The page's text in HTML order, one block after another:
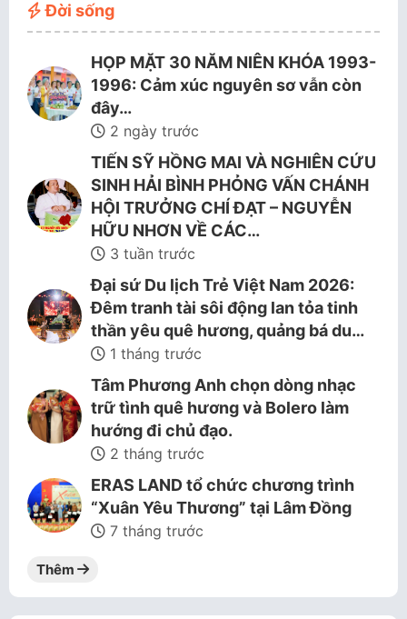
Đời sống
HỌP MẶT 30 NĂM NIÊN KHÓA 1993-
1996: Cảm xúc nguyên sơ vẫn còn
đây…
2 ngày trước
TIẾN SỸ HỒNG MAI VÀ NGHIÊN CỨU
SINH HẢI BÌNH PHỎNG VẤN CHÁNH
HỘI TRƯỞNG CHÍ ĐẠT – NGUYỄN
HỮU NHƠN VỀ CÁC…
3 tuần trước
Đại sứ Du lịch Trẻ Việt Nam 2026:
Đêm tranh tài sôi động lan tỏa tinh
thần yêu quê hương, quảng bá du…
1 tháng trước
Tâm Phương Anh chọn dòng nhạc
trữ tình quê hương và Bolero làm
hướng đi chủ đạo.
2 tháng trước
ERAS LAND tổ chức chương trình
“Xuân Yêu Thương” tại Lâm Đồng
7 tháng trước
Thêm